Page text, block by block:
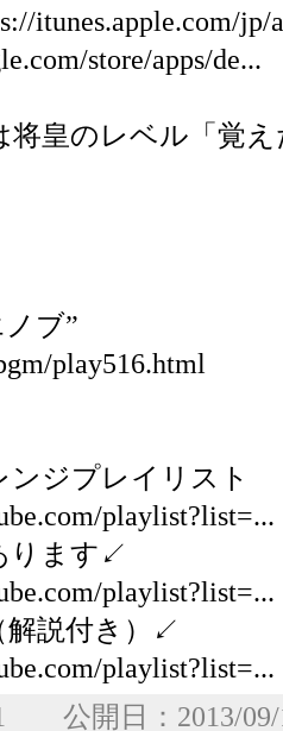
itunes.apple.com/jp/
store/apps/de...
将皇のレベル「覚
ブ”
play516.html
ンジプレイリスト
playlist?list=...
ります↙
playlist?list=...
解説付き）↙
playlist?list=...
公開日：